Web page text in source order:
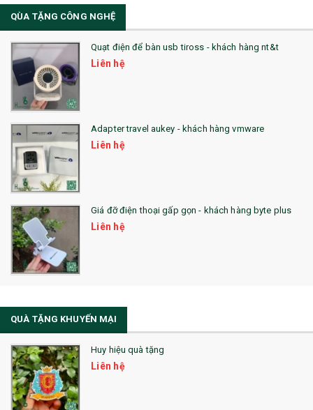
36. QUẠT NHỰA QUẢNG CÁO
QUÀ TẶNG KHUYẾN MẠI
QUÀ TẶNG SX NHANH
QUÀ TẶNG HỘI THẢO
QUÀ TẶNG CÔNG NGHỆ
SẢN PHẨM ĐÃ THỰC HIỆN
QUÀ TẶNG SỨC KHỎE
SẢN PHẨM MỚI 2021
Sổ Sạc Đa Năng
La Fonte
QÙA TẶNG CÔNG NGHỆ
Quạt điện để bàn usb tiross - khách hàng nt&t
Liên hệ
Adapter travel aukey - khách hàng vmware
Liên hệ
Giá đỡ điện thoại gấp gọn - khách hàng byte plus
Liên hệ
QUÀ TẶNG KHUYẾN MẠI
Huy hiệu quà tặng
Liên hệ